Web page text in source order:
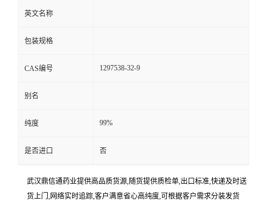
英文名称
包装规格
CAS编号 1297538-32-9
别名
纯度 99%
是否进口 否
武汉鼎信通药业提供高品质货源,随货提供质检单,出口标准,快递及时送
货上门,网络实时追踪,客户满意省心高纯度,可根据客户需求分装发货